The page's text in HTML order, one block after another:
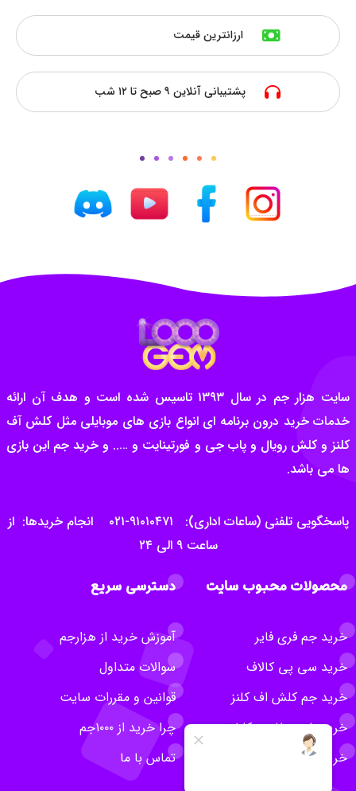
ارزانترین قیمت
پشتیبانی آنلاین ۹ صبح تا ۱۲ شب
سایت هزار جم در سال ۱۳۹۳ تاسیس شده است و هدف آن ارائه
خدمات خرید درون برنامه ای انواع بازی های موبایلی مثل کلش آف
کلنز و کلش رویال و پاب جی و فورتینایت و ….. و خرید جم این بازی
ها می باشد.
پاسخگویی تلفنی (ساعات اداری): ۹۱۰۱۰۴۷۱-۰۲۱ انجام خریدها: از
ساعت ۹ الی ۲۴
محصولات محبوب سایت
خرید جم فری فایر
خرید سی پی کالاف
خرید جم کلش اف کلنز
خرید بلیت طلایی کلش
خرید روبلاکس
دسترسی سریع
آموزش خرید از هزارجم
سوالات متداول
قوانین و مقررات سایت
چرا خرید از ۱۰۰۰جم
تماس با ما